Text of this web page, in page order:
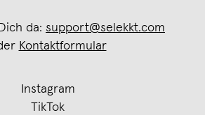
da: support@selekkt.com
Kontaktformular
Instagram
TikTok